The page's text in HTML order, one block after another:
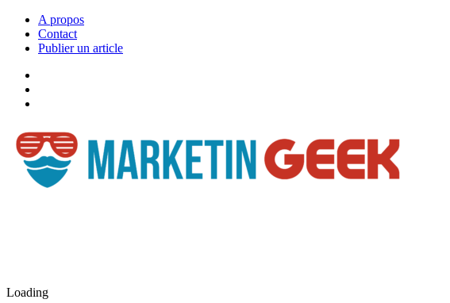
A propos
Contact
Publier un article
Loading